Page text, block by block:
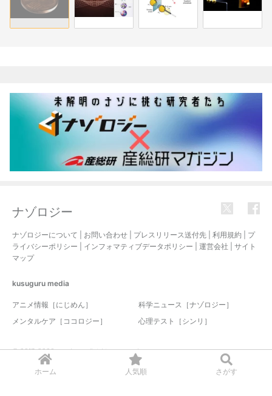
ホーム 人気順 さがす
ナゾロジー
ナゾロジーについて お問い合わせ プレスリリース送付先 利用規約
プ
ライバシーポリシー
インフォマティブデータポリシー 運営会社
サイト
マップ
kusuguru media
アニメ情報［にじめん］
科学ニュース［ナゾロジー］
メンタルケア［ココロジー］
心理テスト［シンリ］
© 2017-2026 nazology. all rights reserved.